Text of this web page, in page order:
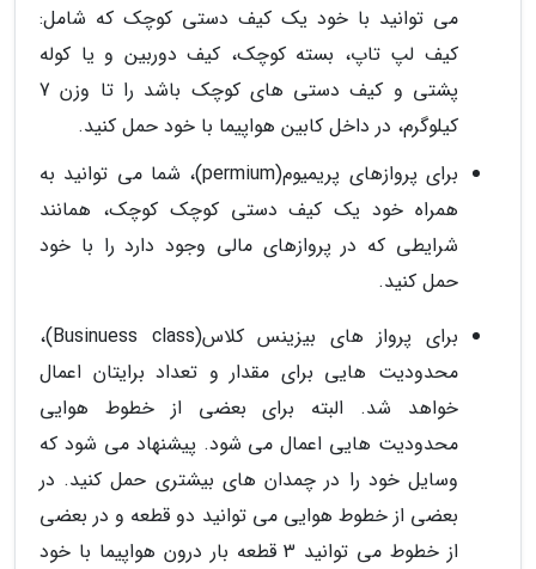
می توانید با خود یک کیف دستی کوچک که شامل:
کیف لپ تاپ، بسته کوچک، کیف دوربین و یا کوله
پشتی و کیف دستی های کوچک باشد را تا وزن 7
کیلوگرم، در داخل کابین هواپیما با خود حمل کنید.
برای پروازهای پریمیوم(permium)، شما می توانید به
همراه خود یک کیف دستی کوچک کوچک، همانند
شرایطی که در پروازهای مالی وجود دارد را با خود
حمل کنید.
برای پرواز های بیزینس کلاس(Businuess class)،
محدودیت هایی برای مقدار و تعداد برایتان اعمال
خواهد شد. البته برای بعضی از خطوط هوایی
محدودیت هایی اعمال می شود. پیشنهاد می شود که
وسایل خود را در چمدان های بیشتری حمل کنید. در
بعضی از خطوط هوایی می توانید دو قطعه و در بعضی
از خطوط می توانید 3 قطعه بار درون هواپیما با خود